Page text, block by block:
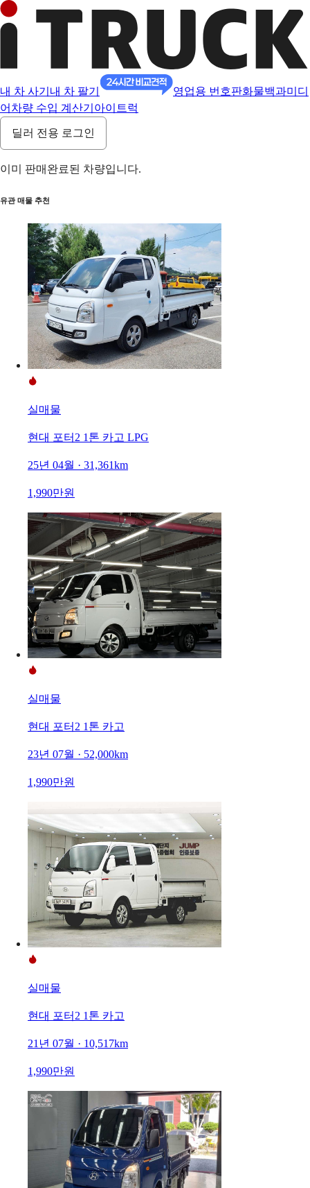
내 차 사기 내 차 팔기 영업용 번호판화물백과미디
어 차량 수입 계산기 아이트럭
딜러 전용 로그인
이미 판매완료된 차량입니다.
유관 매물 추천
실매물
현대 포터2 1톤 카고 LPG
25년 04월 · 31,361km
1,990만원
실매물
현대 포터2 1톤 카고
23년 07월 · 52,000km
1,990만원
실매물
현대 포터2 1톤 카고
21년 07월 · 10,517km
1,990만원